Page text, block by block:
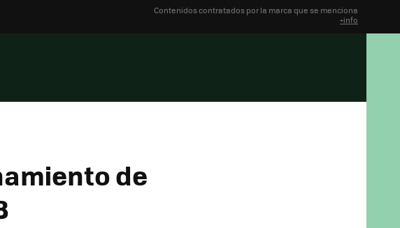
Contenidos contratados por la marca que se menciona
+info
de